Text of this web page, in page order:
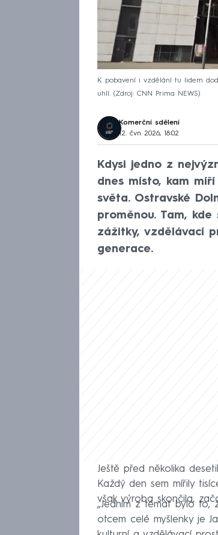
K pobavení i vzdělání tu lidem
uhlí.
Zdroj: CNN Prima NEWS
Komerční sdělení
12. čvn 2026, 18:02
Kdysi jedno z
dnes místo, kam
světa. Ostravské
proměnou. Tam,
zážitky, vzdělávací
generace.
Ještě před několika
Každý den sem mířily
však výroba skončila,
„Jedním z témat bylo to,
otcem celé myšlenky je